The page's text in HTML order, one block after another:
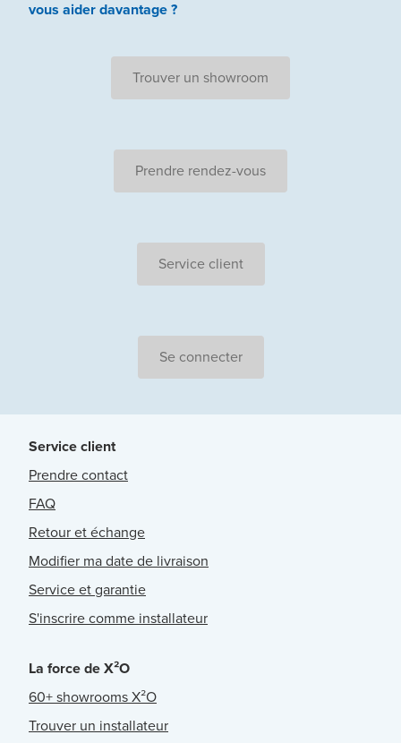
vous aiderdavantage ?
Trouver un showroom
Prendre rendez-vous
Service client
Se connecter
Service client
Prendre contact
FAQ
Retour et échange
Modifier ma date de livraison
Service et garantie
S'inscrire comme installateur
La force de X²O
60+ showrooms X²O
Trouver un installateur